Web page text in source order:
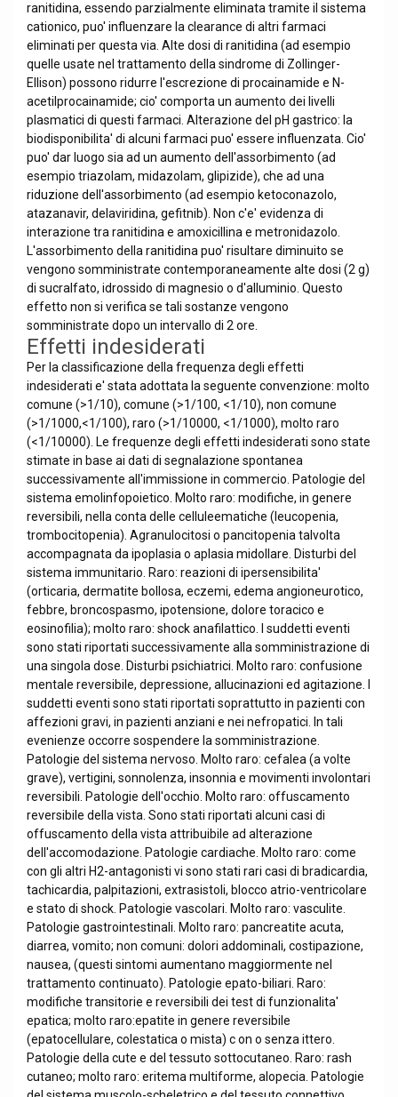
ranitidina, essendo parzialmente eliminata tramite il sistema
cationico, puo' influenzare la clearance di altri farmaci
eliminati per questa via. Alte dosi di ranitidina (ad esempio
quelle usate nel trattamento della sindrome di Zollinger-
Ellison) possono ridurre l'escrezione di procainamide e N-
acetilprocainamide; cio' comporta un aumento dei livelli
plasmatici di questi farmaci. Alterazione del pH gastrico: la
biodisponibilita' di alcuni farmaci puo' essere influenzata. Cio'
puo' dar luogo sia ad un aumento dell'assorbimento (ad
esempio triazolam, midazolam, glipizide), che ad una
riduzione dell'assorbimento (ad esempio ketoconazolo,
atazanavir, delaviridina, gefitnib). Non c'e' evidenza di
interazione tra ranitidina e amoxicillina e metronidazolo.
L'assorbimento della ranitidina puo' risultare diminuito se
vengono somministrate contemporaneamente alte dosi (2 g)
di sucralfato, idrossido di magnesio o d'alluminio. Questo
effetto non si verifica se tali sostanze vengono
somministrate dopo un intervallo di 2 ore.
Effetti indesiderati
Per la classificazione della frequenza degli effetti
indesiderati e' stata adottata la seguente convenzione: molto
comune (>1/10), comune (>1/100, <1/10), non comune
(>1/1000,<1/100), raro (>1/10000, <1/1000), molto raro
(<1/10000). Le frequenze degli effetti indesiderati sono state
stimate in base ai dati di segnalazione spontanea
successivamente all'immissione in commercio. Patologie del
sistema emolinfopoietico. Molto raro: modifiche, in genere
reversibili, nella conta delle celluleematiche (Ieucopenia,
trombocitopenia). Agranulocitosi o pancitopenia talvolta
accompagnata da ipoplasia o aplasia midollare. Disturbi del
sistema immunitario. Raro: reazioni di ipersensibilita'
(orticaria, dermatite bollosa, eczemi, edema angioneurotico,
febbre, broncospasmo, ipotensione, dolore toracico e
eosinofilia); molto raro: shock anafilattico. I suddetti eventi
sono stati riportati successivamente alla somministrazione di
una singola dose. Disturbi psichiatrici. Molto raro: confusione
mentale reversibile, depressione, allucinazioni ed agitazione. I
suddetti eventi sono stati riportati soprattutto in pazienti con
affezioni gravi, in pazienti anziani e nei nefropatici. In tali
evenienze occorre sospendere la somministrazione.
Patologie del sistema nervoso. Molto raro: cefalea (a volte
grave), vertigini, sonnolenza, insonnia e movimenti involontari
reversibili. Patologie dell'occhio. Molto raro: offuscamento
reversibile della vista. Sono stati riportati alcuni casi di
offuscamento della vista attribuibile ad alterazione
dell'accomodazione. Patologie cardiache. Molto raro: come
con gli altri H2-antagonisti vi sono stati rari casi di bradicardia,
tachicardia, palpitazioni, extrasistoli, blocco atrio-ventricolare
e stato di shock. Patologie vascolari. Molto raro: vasculite.
Patologie gastrointestinali. Molto raro: pancreatite acuta,
diarrea, vomito; non comuni: dolori addominali, costipazione,
nausea, (questi sintomi aumentano maggiormente nel
trattamento continuato). Patologie epato-biliari. Raro:
modifiche transitorie e reversibili dei test di funzionalita'
epatica; molto raro:epatite in genere reversibile
(epatocellulare, colestatica o mista) c on o senza ittero.
Patologie della cute e del tessuto sottocutaneo. Raro: rash
cutaneo; molto raro: eritema multiforme, alopecia. Patologie